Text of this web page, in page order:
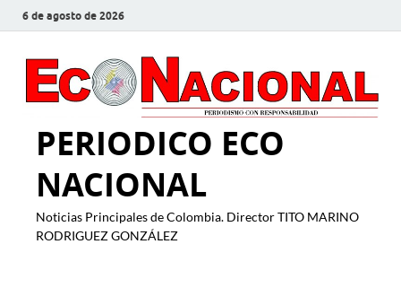
6 de agosto de 2026
PERIODICO ECO
NACIONAL
Noticias Principales de Colombia. Director TITO MARINO
RODRIGUEZ GONZÁLEZ